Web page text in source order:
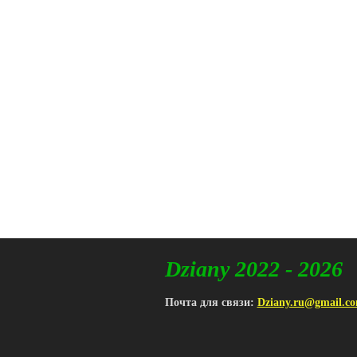
Dziany 2022 - 2026
Почта для связи: